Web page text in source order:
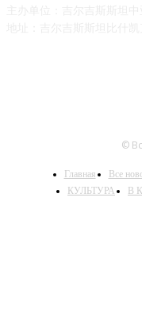
©
Главная Все
КУЛЬТУРА
В